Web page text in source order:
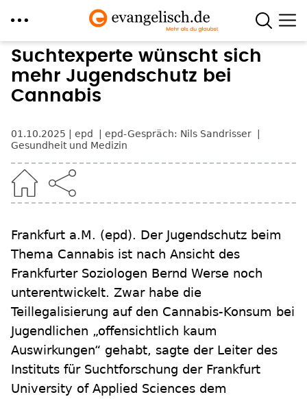
Direkt
zum
Inhalt
Suchtexperte wünscht sich
mehr Jugendschutz bei
Cannabis
01.10.2025 epd
epd-Gespräch: Nils Sandrisser
Gesundheit und Medizin
Frankfurt a.M. (epd). Der Jugendschutz beim
Thema Cannabis ist nach Ansicht des
Frankfurter Soziologen Bernd Werse noch
unterentwickelt. Zwar habe die
Teillegalisierung auf den Cannabis-Konsum bei
Jugendlichen „offensichtlich kaum
Auswirkungen“ gehabt, sagte der Leiter des
Instituts für Suchtforschung der Frankfurt
University of Applied Sciences dem